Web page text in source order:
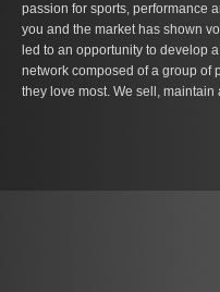
passion for sports, performance
you and the market has shown
led to an opportunity to develop
network composed of a group of
they love most. We sell,